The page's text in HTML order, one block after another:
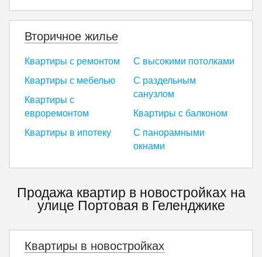
Вторичное жилье
Квартиры с ремонтом
Квартиры с мебелью
Квартиры с
евроремонтом
Квартиры в ипотеку
С высокими потолками
С раздельным
санузлом
Квартиры с балконом
С панорамными
окнами
Продажа квартир в новостройках на
улице Портовая в Геленджике
Квартиры в новостройках